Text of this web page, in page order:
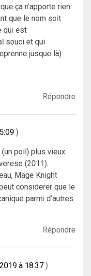
ça n’apporte rien
que le nom soit
qui est
souci et qui
jusque là)
Répondre
poil) plus vieux
(2011).
Mage Knight
considerer que le
parmi d’autres
Répondre
à 18:37